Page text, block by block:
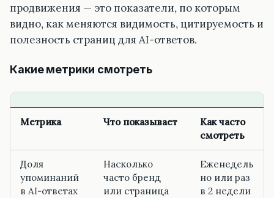
продвижения — это показатели, по которым
видно, как меняются видимость, цитируемость и
полезность страниц для AI-ответов.
Какие метрики смотреть
Метрика Что показывает
Как часто
смотреть
Доля
упоминаний
в AI-ответах
Насколько
часто бренд
или страница
Еженедель
но или раз
в 2 недели